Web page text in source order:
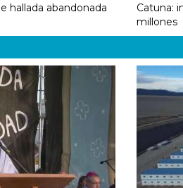
hallada abandonada
Catuna:
millones